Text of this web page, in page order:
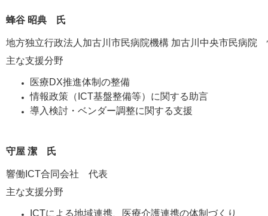
蜂谷 昭典 氏
地方独立行政法人加古川市民病院機構 加古川中央市民病院
主な支援分野
医療DX推進体制の整備
情報政策（ICT基盤整備等）に関する助言
導入検討・ベンダー調整に関する支援
守屋 潔 氏
響働ICT合同会社 代表
主な支援分野
ICTによる地域連携、医療介護連携の体制づくり